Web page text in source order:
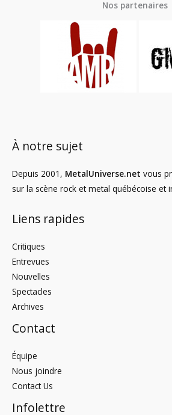
Nos partenaires
À notre sujet
Depuis 2001, MetalUniverse.net vous
sur la scène rock et metal québécoise et
Liens rapides
Critiques
Entrevues
Nouvelles
Spectacles
Archives
Contact
Équipe
Nous joindre
Contact Us
Infolettre